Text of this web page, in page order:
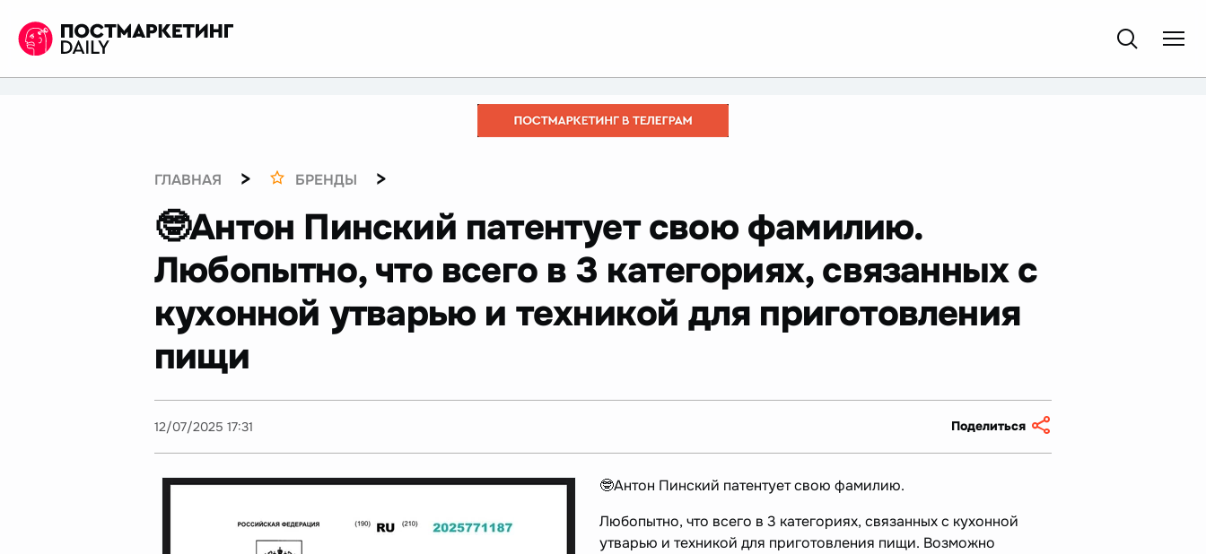
ГЛАВНАЯ > БРЕНДЫ >
🤓Антон Пинский патентует свою фамилию.
Любопытно, что всего в 3 категориях, связанных с
кухонной утварью и техникой для приготовления
пищи
12/07/2025 17:31 Поделиться
🤓Антон Пинский патентует свою фамилию.
Любопытно, что всего в 3 категориях, связанных с кухонной
утварью и техникой для приготовления пищи. Возможно